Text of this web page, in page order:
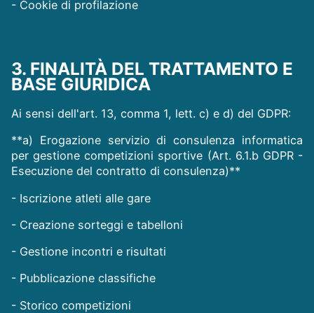
- Cookie di profilazione
3. FINALITÀ DEL TRATTAMENTO E
BASE GIURIDICA
Ai sensi dell'art. 13, comma 1, lett. c) e d) del GDPR:
**a) Erogazione servizio di consulenza informatica
per gestione competizioni sportive (Art. 6.1.b GDPR -
Esecuzione del contratto di consulenza)**
- Iscrizione atleti alle gare
- Creazione sorteggi e tabelloni
- Gestione incontri e risultati
- Pubblicazione classifiche
- Storico competizioni